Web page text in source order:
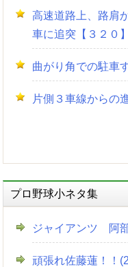
高速道路上、路肩
車に追突【３２０】
曲がり角での駐車
片側３車線からの
プロ野球小ネタ集
ジャイアンツ 阿
頑張れ佐藤蓮！！